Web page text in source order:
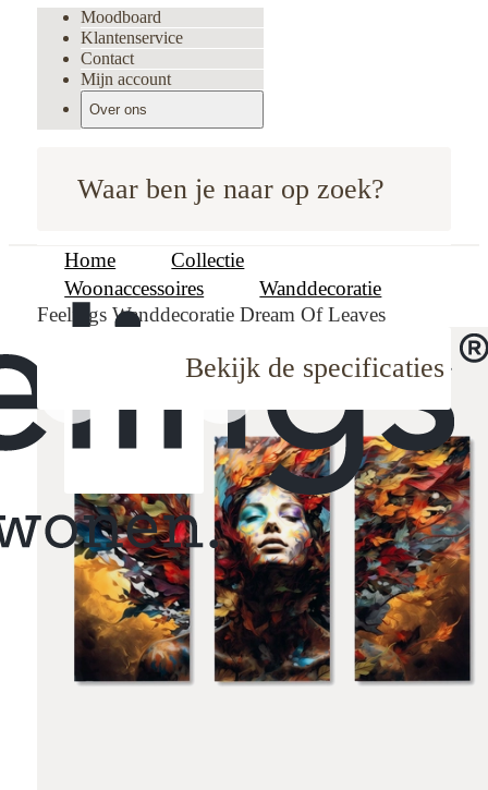
Waar ben je naar op zoek?
Moodboard
Klantenservice
Contact
Mijn account
Over ons
Home
Collectie
Woonaccessoires
Wanddecoratie
Feelings Wanddecoratie Dream Of Leaves
Bekijk de specificaties